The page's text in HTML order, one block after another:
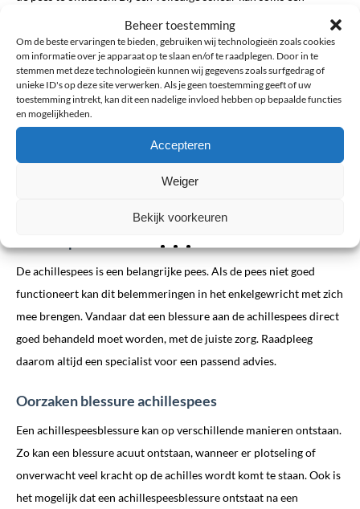
Beheer toestemming
Om de beste ervaringen te bieden, gebruiken wij technologieën zoals cookies
om informatie over je apparaat op te slaan en/of te raadplegen. Door in te
stemmen met deze technologieën kunnen wij gegevens zoals surfgedrag of
unieke ID's op deze site verwerken. Als je geen toestemming geeft of uw
toestemming intrekt, kan dit een nadelige invloed hebben op bepaalde functies
en mogelijkheden.
Accepteren
Weiger
Bekijk voorkeuren
operatie noodzakelijk zijn. Vroege herkenning van de klachten en
een gerichte aanpak helpen om de kracht en flexibiliteit van de
achillespees te herstellen, pijn te verminderen en het risico op
terugval te verkleinen.
Met de juiste begeleiding kan een achillespeesblessure volledig
herstellen, waardoor u weer veilig kunt bewegen en sporten.
De achillespees is een belangrijke pees. Als de pees niet goed
functioneert kan dit belemmeringen in het enkelgewricht met zich
mee brengen. Vandaar dat een blessure aan de achillespees direct
goed behandeld moet worden, met de juiste zorg. Raadpleeg
daarom altijd een specialist voor een passend advies.
Oorzaken blessure achillespees
Een achillespeesblessure kan op verschillende manieren ontstaan.
Zo kan een blessure acuut ontstaan, wanneer er plotseling of
onverwacht veel kracht op de achilles wordt komt te staan. Ook is
het mogelijk dat een achillespeesblessure ontstaat na een